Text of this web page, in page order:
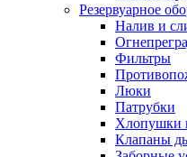
Резервуарное
Налив и
Фильтры
Люки
Патрубки
Хлопушки
Клапаны